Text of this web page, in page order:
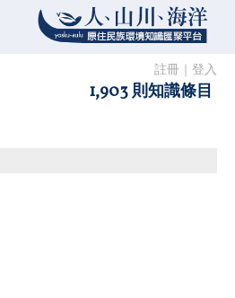
註冊 登入
1,903 則知識條目